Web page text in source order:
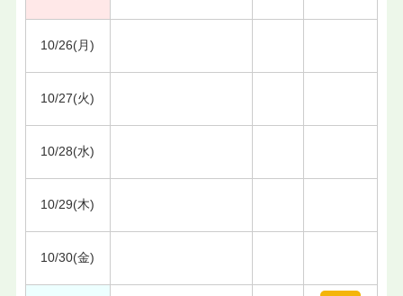
10/26(月)
10/27(火)
10/28(水)
10/29(木)
10/30(金)